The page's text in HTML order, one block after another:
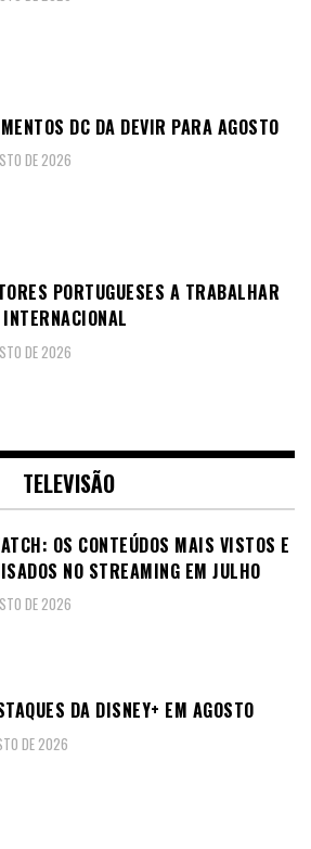
DC DA DEVIR PARA AGOSTO
DE 2026
PORTUGUESES A TRABALHAR
DE 2026
TELEVISÃO
OS CONTEÚDOS MAIS VISTOS E
NO STREAMING EM JULHO
DE 2026
DA DISNEY+ EM AGOSTO
DE 2026